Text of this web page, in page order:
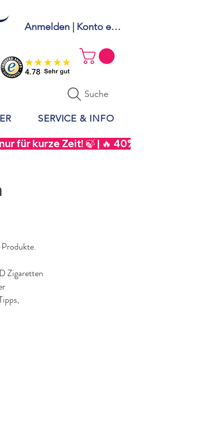
Anmelden | Konto erstellen
Suche
SERVICE & INFO
für kurze Zeit! 🍃 | 🔥 40% Rabatt auf
Zigaretten